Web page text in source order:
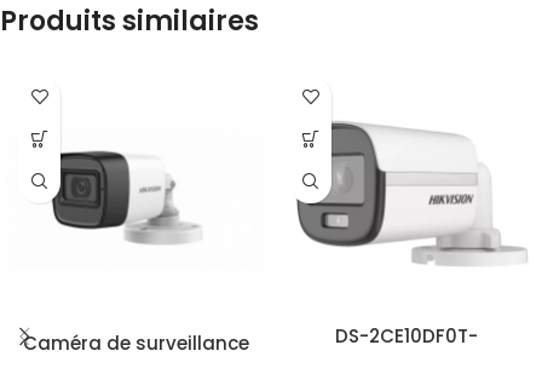
Produits similaires
Caméra de surveillance
DS-2CE10DF0T-